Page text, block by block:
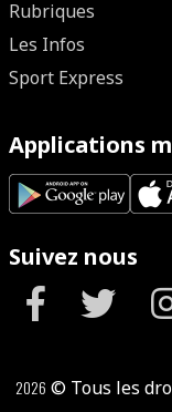
Rubriques
Les Infos
Sport Express
Applications
Suivez nous
2026 © Tous les